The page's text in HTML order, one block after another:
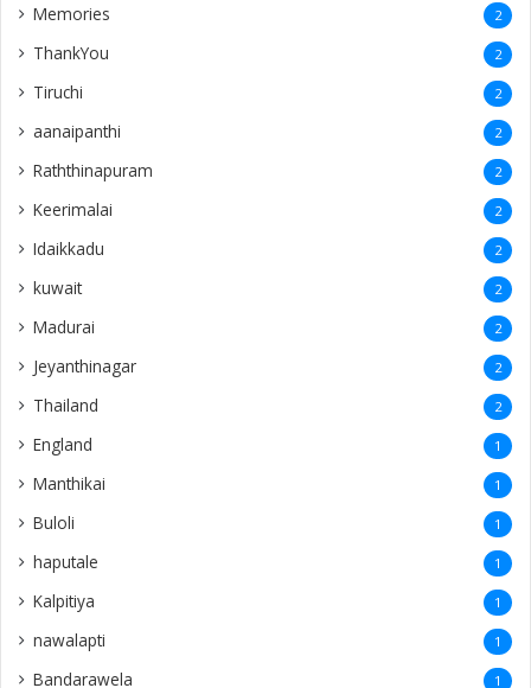
Memories 2
ThankYou 2
Tiruchi 2
aanaipanthi 2
Raththinapuram 2
Keerimalai 2
Idaikkadu 2
kuwait 2
Madurai 2
Jeyanthinagar 2
Thailand 2
England 1
Manthikai 1
Buloli 1
haputale 1
Kalpitiya 1
nawalapti 1
Bandarawela 1